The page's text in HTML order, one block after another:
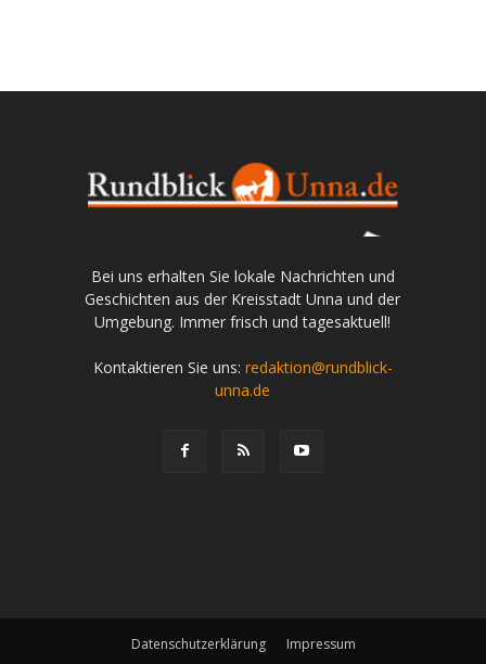
Bei uns erhalten Sie lokale Nachrichten und
Geschichten aus der Kreisstadt Unna und der
Umgebung. Immer frisch und tagesaktuell!
Kontaktieren Sie uns: redaktion@rundblick-
unna.de
Datenschutzerklärung Impressum